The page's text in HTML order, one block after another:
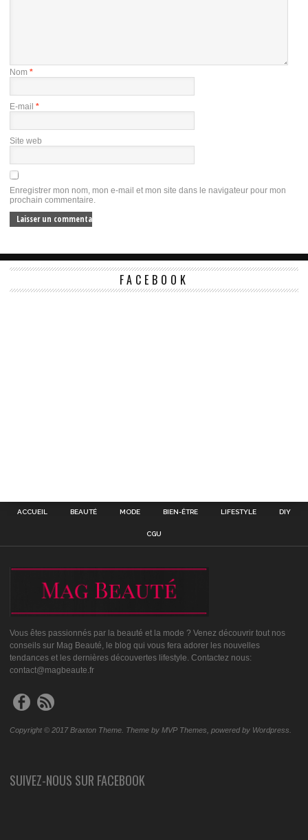
Nom *
E-mail *
Site web
Enregistrer mon nom, mon e-mail et mon site dans le navigateur pour mon
prochain commentaire.
FACEBOOK
ACCUEIL BEAUTÉ MODE BIEN-ÊTRE LIFESTYLE DIY
CGU
Vous êtes passionnés par la beauté et la mode ? Venez découvrir tout nos
conseils sur Mag Beauté, le blog qui vous fera adorer les nouvelles
tendances et les dernières découvertes lifestyle. Contactez nous:
contact@magbeaute.fr
Copyright © 2017 Braxton Theme. Theme by MVP Themes, powered by Wordpress.
SUIVEZ-NOUS SUR FACEBOOK